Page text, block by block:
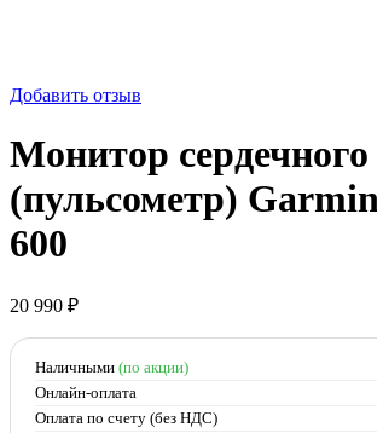
Добавить отзыв
Монитор
(пульсометр)
600
20 990 ₽
Наличными (по акции)
Онлайн-оплата
Оплата по счету (без НДС)